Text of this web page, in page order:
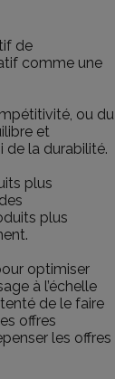
de
comme une
ou du
et
de la durabilité.
plus
plus
optimiser
à l’échelle
de le faire
offres
les offres